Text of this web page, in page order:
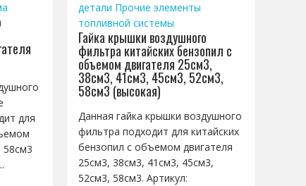
для
58см3
детали Прочие элементы
топливной системы
Гайка крышки воздушного
фильтра китайских бензопил с
объемом двигателя 25см3,
38см3, 41см3, 45см3, 52см3,
58см3 (высокая)
Данная гайка крышки воздушного
фильтра подходит для китайских
бензопил с объемом двигателя
25см3, 38см3, 41см3, 45см3,
52см3, 58см3. Артикул: